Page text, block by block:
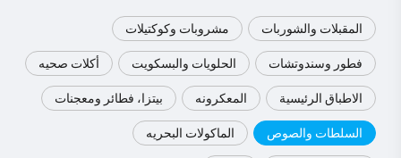
المقبلات والشوربات مشروبات وكوكتيلات
فطور وسندوتشات الحلويات والبسكويت أكلات صحيه
الاطباق الرئيسية المعكرونه بيتزا، فطائر ومعجنات
السلطات والصوص الماكولات البحريه